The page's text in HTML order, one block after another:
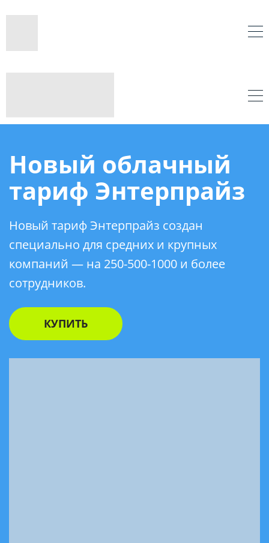
Новый облачный
тариф Энтерпрайз
Новый тариф Энтерпрайз создан
специально для средних и крупных
компаний — на 250-500-1000 и более
сотрудников.
КУПИТЬ